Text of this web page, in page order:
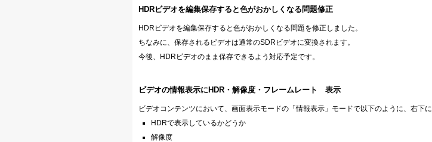
HDRビデオを編集保存すると色がおかしくなる問題修正
HDRビデオを編集保存すると色がおかしくなる問題を修正しました。
ちなみに、保存されるビデオは通常のSDRビデオに変換されます。
今後、HDRビデオのまま保存できるよう対応予定です。
ビデオの情報表示にHDR・解像度・フレームレート 表示
ビデオコンテンツにおいて、画面表示モードの「情報表示」モードで以下のように、右下に
HDRで表示しているかどうか
解像度